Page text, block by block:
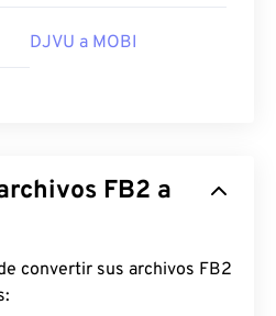
DJVU a MOBI
FB2 a
sus archivos FB2